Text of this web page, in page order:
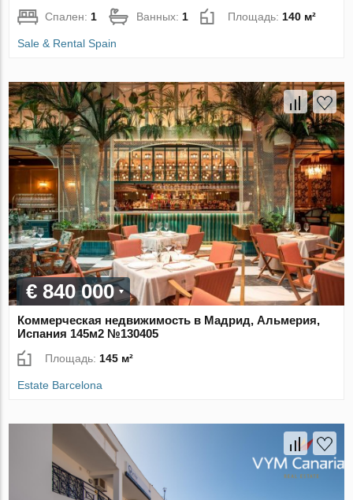
Спален:1 Ванных:1 Площадь:140 м²
Sale & Rental Spain
€ 840 000
Коммерческая недвижимость в Мадрид, Альмерия,
Испания 145м2 №130405
Площадь: 145 м²
Estate Barcelona